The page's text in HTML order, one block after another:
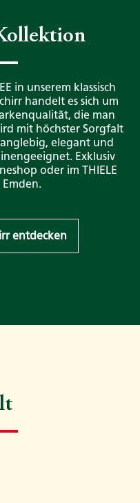
in unserem klassisch
handelt es sich um
die man
mit höchster Sorgfalt
elegant und
Exklusiv
oder im THIELE
entdecken